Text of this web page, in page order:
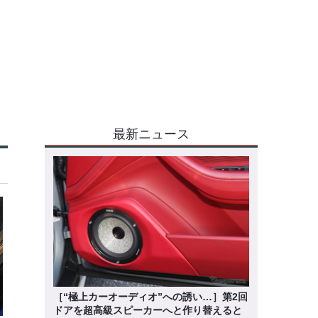
最新ニュース
［“極上カーオーディオ”への誘い…］第2回
ドアを超高級スピーカーへと作り替えると